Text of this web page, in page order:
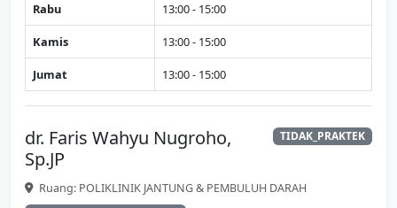
Rabu 13:00 - 15:00
Kamis 13:00 - 15:00
Jumat 13:00 - 15:00
dr. Faris Wahyu Nugroho,
Sp.JP
TIDAK_PRAKTEK
Ruang: POLIKLINIK JANTUNG & PEMBULUH DARAH